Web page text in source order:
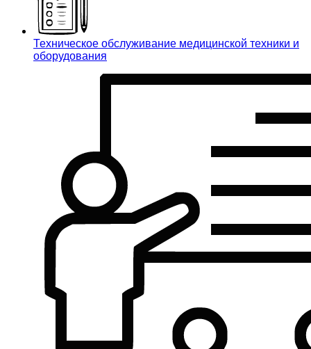
Техническое обслуживание медицинской техники и
оборудования